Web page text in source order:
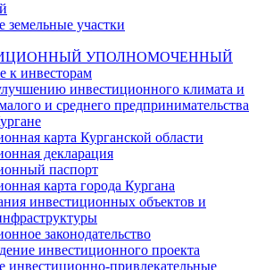
земельные участки
УПОЛНОМОЧЕННЫЙ
к инвесторам
инвестиционного климата и
и среднего предпринимательства
карта Курганской области
декларация
паспорт
карта города Кургана
инвестиционных объектов и
законодательство
инвестиционного проекта
инвестиционно-привлекательные